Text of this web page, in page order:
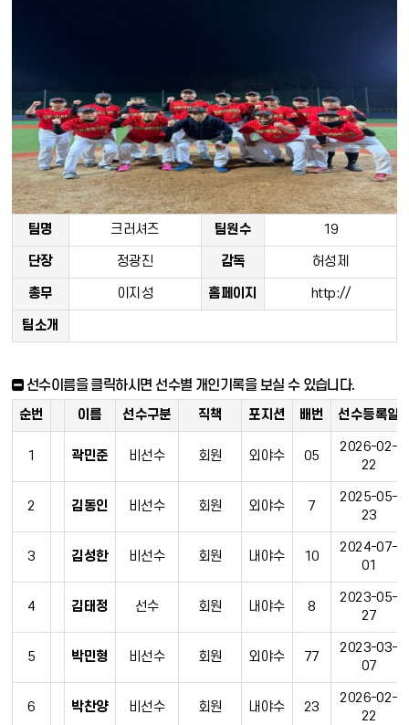
팀명 크러셔즈 팀원수 19
단장 정광진 감독 허성제
총무 이지성 홈페이지 http://
팀소개
선수이름을 클릭하시면 선수별 개인기록을 보실 수 있습니다.
순번 이름 선수구분 직책 포지션 배번 선수등록일
1 곽민준 비선수 회원 외야수 05
2026-02-
22
2 김동인 비선수 회원 외야수 7
2025-05-
23
3 김성한 비선수 회원 내야수 10
2024-07-
01
4 김태정 선수 회원 내야수 8
2023-05-
27
5 박민형 비선수 회원 외야수 77
2023-03-
07
6 박찬양 비선수 회원 내야수 23
2026-02-
22